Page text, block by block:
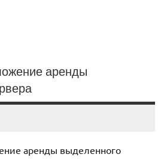
аренды
аренды выделенного